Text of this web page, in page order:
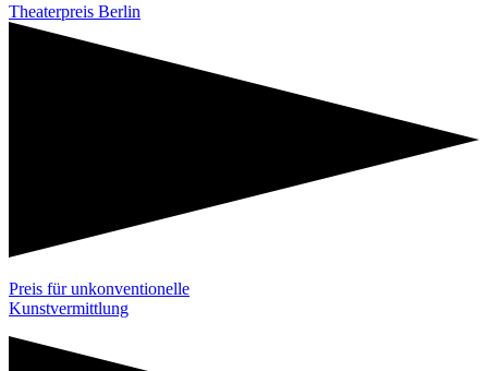
Theaterpreis Berlin
Preis für unkonventionelle
Kunstvermittlung